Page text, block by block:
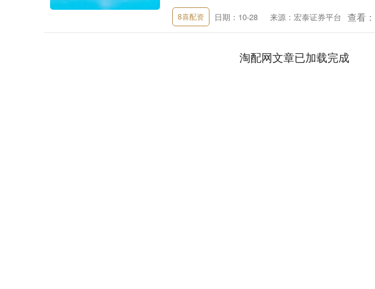
8喜配资 日期：10-28 来源：宏泰证券平台 查看：
淘配网文章已加载完成